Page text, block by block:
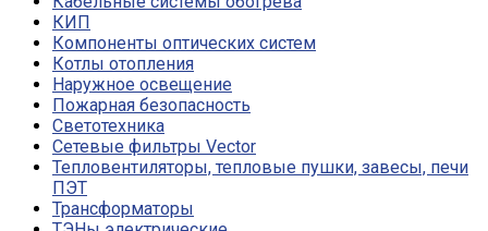
КИП
Компоненты оптических систем
Котлы отопления
Наружное освещение
Пожарная безопасность
Светотехника
Сетевые фильтры Vector
Тепловентиляторы, тепловые пушки, завесы, печи
ПЭТ
Трансформаторы